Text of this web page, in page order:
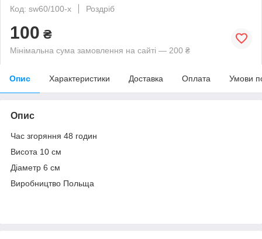
Код: sw60/100-x
Роздріб
100 ₴
Мінімальна сума замовлення на сайті — 200 ₴
Опис Характеристики Доставка Оплата Умови
Опис
Час згоряння 48 годин
Висота 10 см
Діаметр 6 см
Виробництво Польща